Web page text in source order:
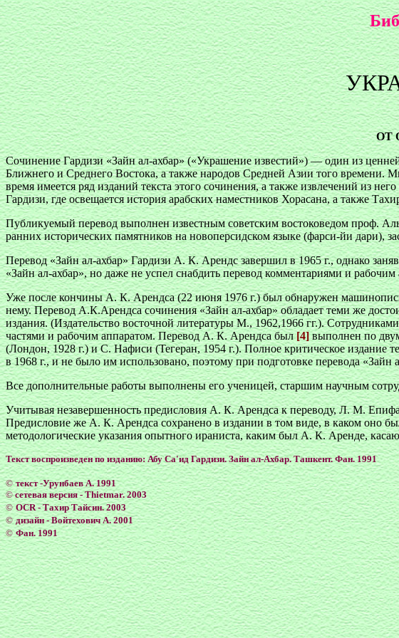
ОТ
Сочинение Гардизи «Зайн ал-ахбар» («Украшение известий») — один из
Ближнего и Среднего Востока, а также народов Средней Азии того времени.
время имеется ряд изданий текста этого сочинения, а также извлечений из
Гардизи, где освещается история арабских наместников Хорасана, а также
Публикуемый перевод выполнен известным советским востоковедом проф.
ранних исторических памятников на новоперсидском языке (фарси-йи
Перевод «Зайн ал-ахбар» Гардизи А. К. Арендс завершил в 1965 г., однако
«Зайн ал-ахбар», но даже не успел снабдить перевод комментариями и рабочим
Уже после кончины А. К. Арендса (22 июня 1976 г.) был обнаружен
нему. Перевод А.К.Арендса сочинения «Зайн ал-ахбар» обладает теми же
издания. (Издательство восточной литературы М., 1962,1966 гг.).
частями и рабочим аппаратом. Перевод А. К. Арендса был[4]выполнен по
(Лондон, 1928 г.) и С. Нафиси (Тегеран, 1954 г.). Полное критическое издание
в 1968 г., и не было им использовано, поэтому при подготовке перевода
Все дополнительные работы выполнены его ученицей, старшим научным
Учитывая незавершенность предисловия А. К. Арендса к переводу, Л. М.
Предисловие же А. К. Арендса сохранено в издании в том виде, в каком оно
методологические указания опытного ираниста, каким был А. К. Аренде,
Текст воспроизведен по изданию: Абу Са'ид Гардизи. Зайн ал-Ахбар. Ташкент. Фан. 1991
© текст -Урунбаев А. 1991
©сетевая версия - Тhietmar. 2003
© OCR - Тахир Тайсин. 2003
© дизайн - Войтехович А. 2001
© Фан. 1991